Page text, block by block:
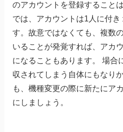
のアカウントを登録すること
では、アカウントは1人に付
す。故意ではなくても、複数
いることが発覚すれば、アカ
になることもあります。 場合
収されてしまう自体にもなり
も、機種変更の際に新たにア
にしましょう。